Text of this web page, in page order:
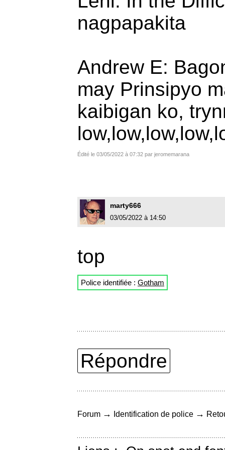
nagpapakita
Andrew E:
may Prinsipyo
kaibigan ko,
Édité le 03/05/2022 à 07:32 par jeromemarana
marty666
03/05/2022 à 14:50
top
Police identifiée : Gotham
Répondre
Forum → Identification de police →